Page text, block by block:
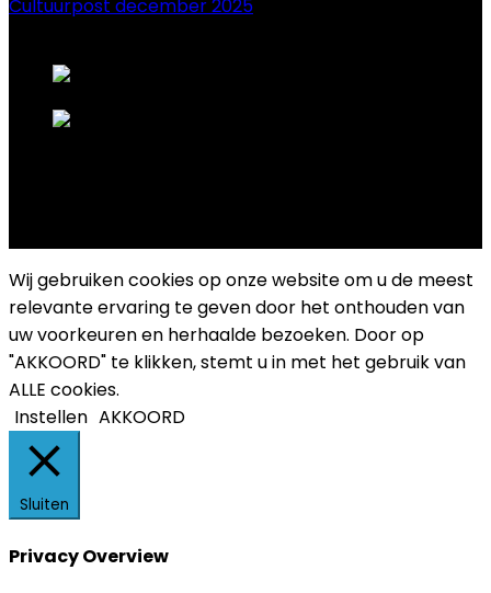
Cultuurpost december 2025
Wij gebruiken cookies op onze website om u de meest
relevante ervaring te geven door het onthouden van
uw voorkeuren en herhaalde bezoeken. Door op
"AKKOORD" te klikken, stemt u in met het gebruik van
ALLE cookies.
Instellen AKKOORD
Sluiten
Privacy Overview